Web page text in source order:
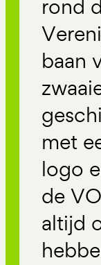
rond
baan
met
logo
de
altijd